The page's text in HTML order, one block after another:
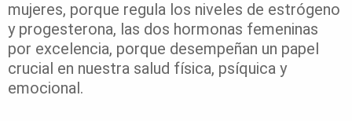
mujeres, porque regula los niveles de estrógeno
y progesterona, las dos hormonas femeninas
por excelencia, porque desempeñan un papel
crucial en nuestra salud física, psíquica y
emocional.